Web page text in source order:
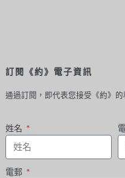
訂閱《約》電子資訊
通過訂閱，即代表您接受《約》的
姓名
電郵